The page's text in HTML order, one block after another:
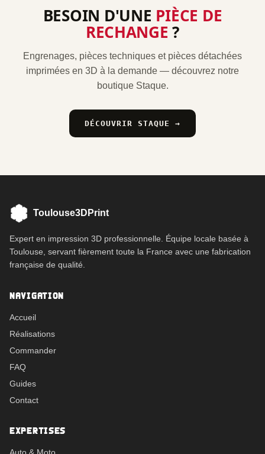
BESOIN D'UNE PIÈCE DE
RECHANGE ?
Engrenages, pièces techniques et pièces détachées
imprimées en 3D à la demande — découvrez notre
boutique Staque.
DÉCOUVRIR STAQUE →
Toulouse3DPrint
Expert en impression 3D professionnelle. Équipe locale basée à
Toulouse, servant fièrement toute la France avec une fabrication
française de qualité.
NAVIGATION
Accueil
Réalisations
Commander
FAQ
Guides
Contact
EXPERTISES